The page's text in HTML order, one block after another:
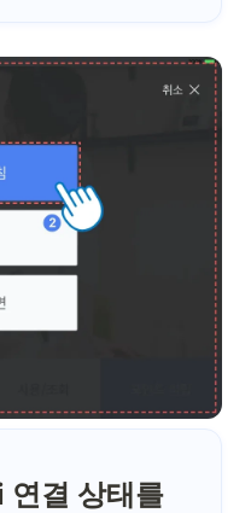
결 상태를